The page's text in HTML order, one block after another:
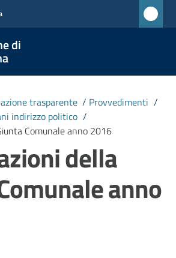
di
trasparente / Provvedimenti /
indirizzo politico /
Comunale anno 2016
della
anno